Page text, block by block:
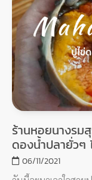
ร้านหอยนางรม
ดองน้ำปลายั่วๆ
06/11/2021